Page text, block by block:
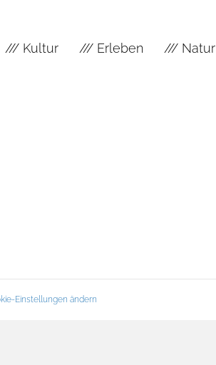
/// Kultur /// Erleben /// Natur
Einstellungen ändern